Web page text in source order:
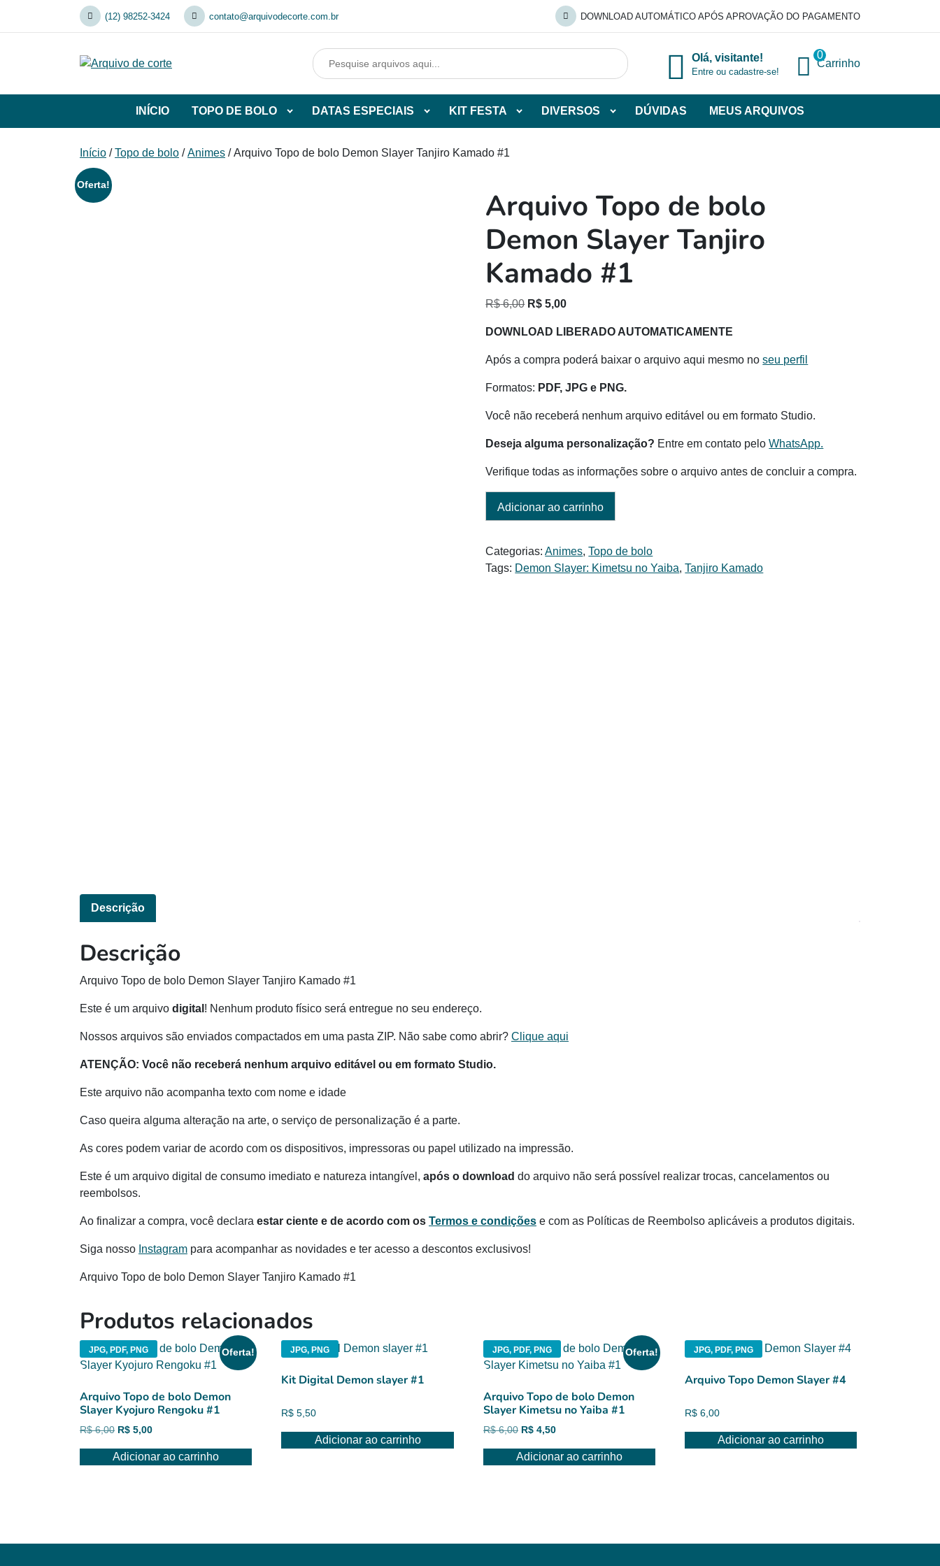
(12) 98252-3424 contato@arquivodecorte.com.br DOWNLOAD AUTOMÁTICO APÓS APROVAÇÃO DO PAGAMENTO
Olá, visitante!
Entre ou cadastre-se!
0
Carrinho
INÍCIO TOPO DE BOLO
de
DATAS ESPECIAIS
de
KIT FESTA DIVERSOS DÚVIDAS MEUS ARQUIVOS
Início /Topo de bolo /Animes / Arquivo Topo de bolo Demon Slayer Tanjiro Kamado #1
Oferta!
Arquivo Topo de bolo
Demon Slayer Tanjiro
Kamado #1
R$6,00 O
original
R$ 5,00O
atual
DOWNLOAD LIBERADO AUTOMATICAMENTE
Após a compra poderá baixar o arquivo aqui mesmo noseu perfil
Formatos: PDF, JPG e PNG.
Você não receberá nenhum arquivo editável ou em formato Studio.
Deseja alguma personalização? Entre em contato peloWhatsApp.
Verifique todas as informações sobre o arquivo antes de concluir a compra.
Adicionar ao carrinho
Categorias:Animes,Topo de bolo
Tags: Demon Slayer: Kimetsu no Yaiba,Tanjiro Kamado
Descrição
Descrição
Arquivo Topo de bolo Demon Slayer Tanjiro Kamado #1
Este é um arquivo digital ! Nenhum produto físico será entregue no seu endereço.
Nossos arquivos são enviados compactados em uma pasta ZIP. Não sabe como abrir? Clique aqui
ATENÇÃO: Você não receberá nenhum arquivo editável ou em formato Studio.
Este arquivo não acompanha texto com nome e idade
Caso queira alguma alteração na arte, o serviço de personalização é a parte.
As cores podem variar de acordo com os dispositivos, impressoras ou papel utilizado na impressão.
Este é um arquivo digital de consumo imediato e natureza intangível, após o download do arquivo não será possível realizar trocas, cancelamentos ou
reembolsos.
Ao finalizar a compra, você declara estar ciente e de acordo com os Termos e condições e com as Políticas de Reembolso aplicáveis a produtos digitais.
Siga nosso Instagram para acompanhar as novidades e ter acesso a descontos exclusivos!
Arquivo Topo de bolo Demon Slayer Tanjiro Kamado #1
Produtos relacionados
JPG, PDF, PNG Oferta!
Arquivo Topo de bolo Demon
Slayer Kyojuro Rengoku #1
R$6,00 O
original
R$ 5,00O
atual
Adicionar ao carrinho
JPG, PNG
Kit Digital Demon slayer #1
R$ 5,50
Adicionar ao carrinho
JPG, PDF, PNG Oferta!
Arquivo Topo de bolo Demon
Slayer Kimetsu no Yaiba #1
R$6,00 O
original
R$4,50O
atual
Adicionar ao carrinho
JPG, PDF, PNG
Arquivo Topo Demon Slayer #4
R$ 6,00
Adicionar ao carrinho